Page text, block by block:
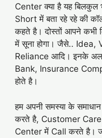
Center क्या है यह बिलकुल
Short में बता रहे रहे की
कहते है। दोस्तों आपने कभी
में सूना होगा। जैसे..
Reliance आदि। इनके
Bank, Insurance
होते है।
हम अपनी समस्या के
करते है, Customer
Center में Call करते है।